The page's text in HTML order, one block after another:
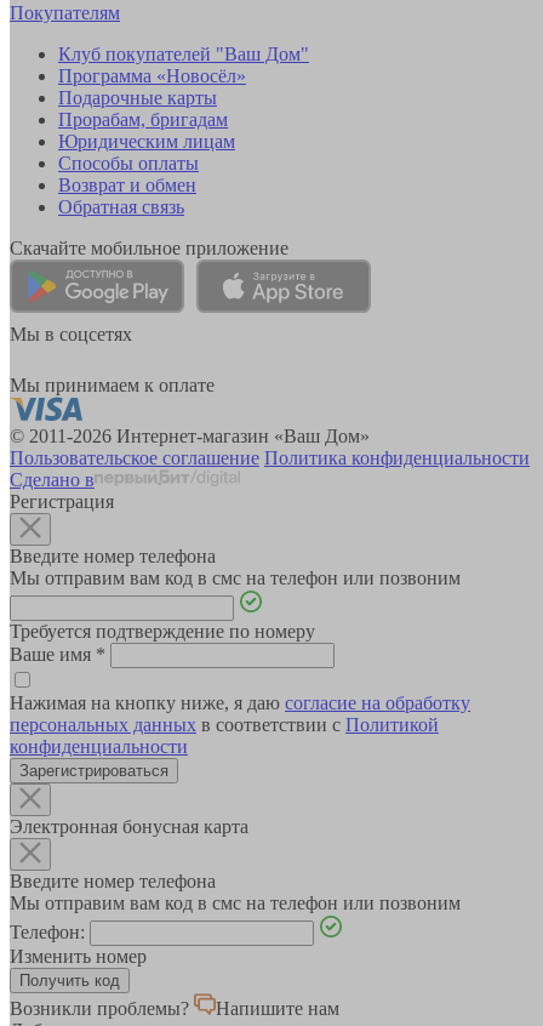
Покупателям
Клуб покупателей "Ваш Дом"
Программа «Новосёл»
Подарочные карты
Прорабам, бригадам
Юридическим лицам
Способы оплаты
Возврат и обмен
Обратная связь
Скачайте мобильное приложение
Мы в соцсетях
Мы принимаем к оплате
© 2011-2026 Интернет-магазин «Ваш Дом»
Пользовательское соглашение Политика конфиденциальности
Сделано в
Регистрация
Введите номер телефона
Мы отправим вам код в смс на телефон или позвоним
Требуется подтверждение по номеру
Ваше имя *
Нажимая на кнопку ниже, я даю согласие на обработку
персональных данных в соответствии с Политикой
конфиденциальности
Зарегистрироваться
Электронная бонусная карта
Введите номер телефона
Мы отправим вам код в смс на телефон или позвоним
Телефон:
Изменить номер
Возникли проблемы?
Напишите нам